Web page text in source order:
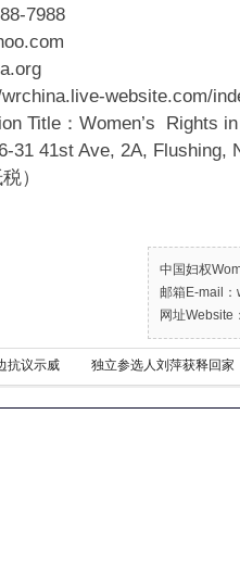
7988
website.com/
Title：Women’s Rights
31 41st Ave, 2A, Flushing,
）
中国妇权
邮箱E-mail
网址Website
抗议示威 独立参选人刘萍获释回